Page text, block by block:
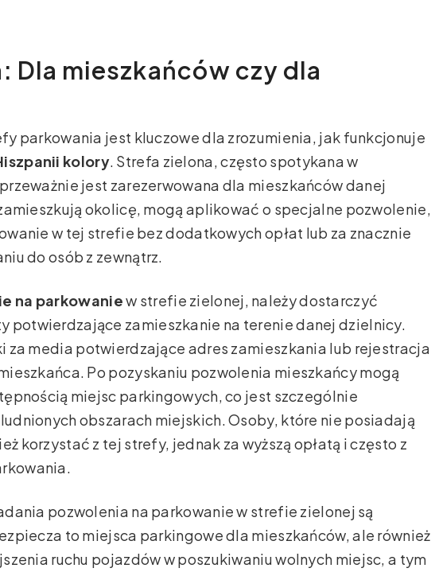
Dla mieszkańców czy dla
parkowania jest kluczowe dla zrozumienia, jak funkcjonuje
kolory. Strefa zielona, często spotykana w
jest zarezerwowana dla mieszkańców danej
okolicę, mogą aplikować o specjalne pozwolenie,
w tej strefie bez dodatkowych opłat lub za znacznie
do osób z zewnątrz.
na parkowaniew strefie zielonej, należy dostarczyć
potwierdzające zamieszkanie na terenie danej dzielnicy.
za media potwierdzające adres zamieszkania lub rejestracja
Po pozyskaniu pozwolenia mieszkańcy mogą
miejsc parkingowych, co jest szczególnie
obszarach miejskich. Osoby, które nie posiadają
korzystać z tej strefy, jednak za wyższą opłatą i często z
pozwolenia na parkowanie w strefie zielonej są
to miejsca parkingowe dla mieszkańców, ale również
ruchu pojazdów w poszukiwaniu wolnych miejsc, a tym